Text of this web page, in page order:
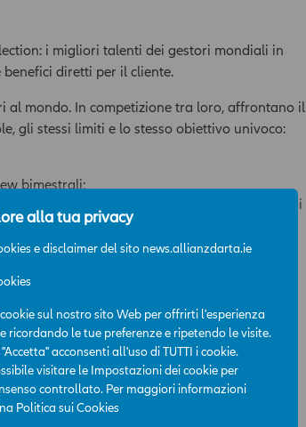
alla tua privacy
e disclaimer del sito news.allianzdarta.ie
sul nostro sito Web per offrirti l'esperienza
ricordando le tue preferenze e ripetendo le visite.
acconsenti all'uso di TUTTI i cookie.
visitare le Impostazioni dei cookie per
controllato. Per maggiori informazioni
Politica sui Cookies
i migliori talenti dei gestori mondiali in
diretti per il cliente.
al mondo. In competizione tra loro, affrontano il
gli stessi limiti e lo stesso obiettivo univoco:
bimestrali;
fondi. Minimo 3, massimo 15, con possibilità di
30%;
10%.
2025